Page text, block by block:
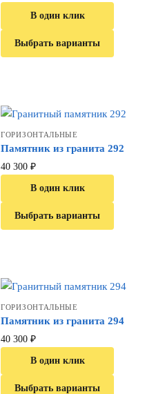
В один клик
Выбрать варианты
ГОРИЗОНТАЛЬНЫЕ
Памятник из гранита 292
40 300 ₽
В один клик
Выбрать варианты
ГОРИЗОНТАЛЬНЫЕ
Памятник из гранита 294
40 300 ₽
В один клик
Выбрать варианты